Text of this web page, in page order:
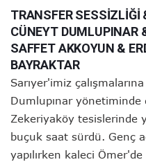
TRANSFER
CÜNEYT DUMLUPINAR
SAFFET AKKOYUN &
BAYRAKTAR
Sarıyer'imiz
Dumlupınar
Zekeriyaköy tesislerinde
buçuk saat sürdü. Genç
yapılırken kaleci